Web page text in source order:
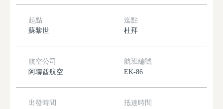
起點
蘇黎世
迄點
杜拜
航空公司
阿聯酋航空
航班編號
EK-86
出發時間
抵達時間